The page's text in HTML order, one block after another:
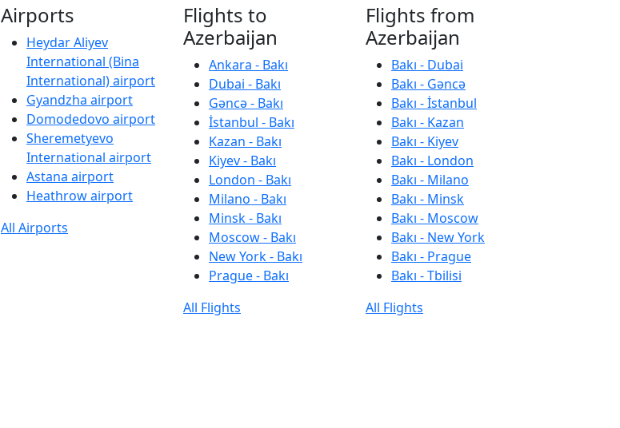
Airports
Heydar Aliyev
International (Bina
International) airport
Gyandzha airport
Domodedovo airport
Sheremetyevo
International airport
Astana airport
Heathrow airport
All Airports
Flights to
Azerbaijan
Ankara - Bakı
Dubai - Bakı
Gəncə - Bakı
İstanbul - Bakı
Kazan - Bakı
Kiyev - Bakı
London - Bakı
Milano - Bakı
Minsk - Bakı
Moscow - Bakı
New York - Bakı
Prague - Bakı
All Flights
Flights from
Azerbaijan
Bakı - Dubai
Bakı - Gəncə
Bakı - İstanbul
Bakı - Kazan
Bakı - Kiyev
Bakı - London
Bakı - Milano
Bakı - Minsk
Bakı - Moscow
Bakı - New York
Bakı - Prague
Bakı - Tbilisi
All Flights